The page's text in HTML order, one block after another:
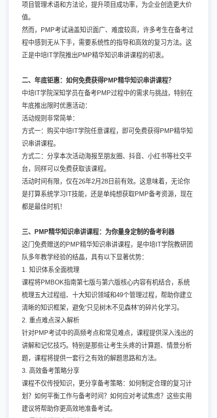
项目管理术语和方法论，提升项目成功率，为企业创造更大价
值。
然而，PMP考试涵盖知识面广、难度较高，许多考生在备考过
程中感到无从下手，需要系统性的指导和高效的复习方法。这
正是中培IT学院推出PMP精华知识串讲课程的初衷。
二、年底钜惠：如何免费获得PMP精华知识串讲课程？
中培IT学院深知学员在备考PMP过程中的需求与挑战，特别在
年底推出限时优惠活动：
活动规则非常简单：
方式一：购买中培IT学院任意课程，即可免费获得PMP精华知
识串讲课程。
方式二：分享本次活动海报至朋友圈、抖音、小红书等社交平
台，同样可以免费获取该课程。
活动时间有限，仅在26年2月28日前有效。这意味着，无论你
是打算系统学习IT技能，还是单纯想获取PMP备考资源，现在
都是最佳时机！
三、PMP精华知识串讲课程：为你量身定制的备考利器
这门免费赠送的PMP精华知识串讲课程，是中培IT学院教研团
队多年教学经验的结晶，具有以下显著优势：
1. 知识体系全面梳理
课程将PMBOK指南第七版与第六版核心内容有机结合，系统
梳理五大过程组、十大知识领域和49个管理过程，帮助你建立
清晰的知识框架，避免“只见树木不见森林”的碎片化学习。
2. 重点难点深入解析
针对PMP考试中的高频考点和常见难点，课程提供深入浅出的
讲解和记忆技巧。特别是那些让考生头疼的计算题、情景分析
题，课程将提供一套行之有效的解题思路和方法。
3. 高效备考策略分享
课程不仅传授知识，更分享备考策略：如何制定合理的复习计
划？如何平衡工作与备考时间？如何应对考试焦虑？这些实用
建议将帮助你更高效地准备考试。